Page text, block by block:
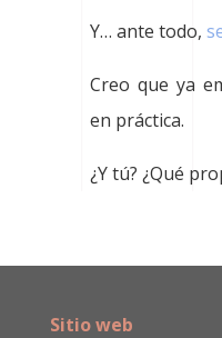
Y… ante todo,
Creo que ya
en práctica.
¿Y tú? ¿Qué
Sitio web